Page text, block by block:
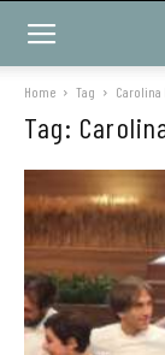
Home Tag Carolina
Tag: